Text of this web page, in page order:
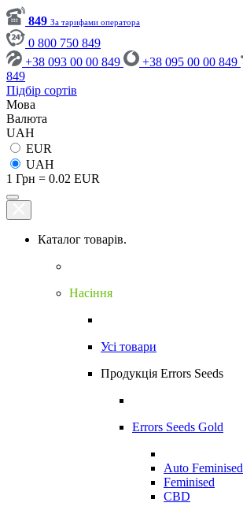
849 За тарифами оператора
0 800 750 849
+38 093 00 00 849
+38 095 00 00 849
849
Підбір сортів
Мова
Валюта
UAH
EUR
UAH
1 Грн = 0.02 EUR
Каталог товарів.
Насіння
Усі товари
Продукція Errors Seeds
Errors Seeds Gold
Auto Feminised
Feminised
CBD